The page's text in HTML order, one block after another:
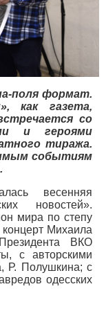
поля формат.
как газета,
со
и героями
тиража.
событиям
весенняя
новостей».
мира по степу
Михаила
ВКО
с авторскими
Р. Полушкина; с
одесских